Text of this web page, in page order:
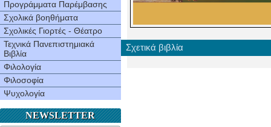
Προγράμματα Παρέμβασης
Σχολικά βοηθήματα
Σχολικές Γιορτές - Θέατρο
Τεχνικά Πανεπιστημιακά
Βιβλία
Φιλολογία
Φιλοσοφία
Ψυχολογία
NEWSLETTER
Σχετικά βιβλία